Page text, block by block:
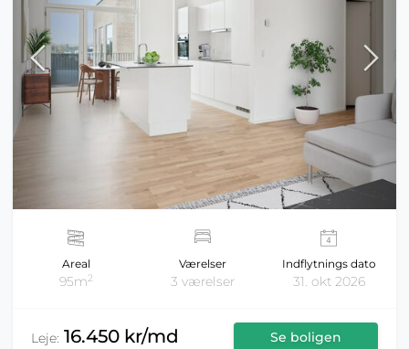
Areal
95m2
Værelser
3 værelser
Indflytnings dato
31. okt 2026
Leje: 16.450 kr/md Se boligen